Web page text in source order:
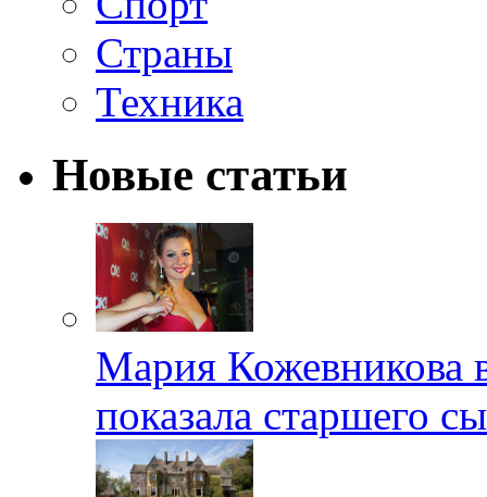
Страны
Техника
Новые статьи
Мария Кожевникова
показала старшего